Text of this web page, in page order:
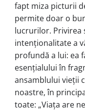
fapt miza picturii
permite doar o
lucrurilor. Privirea
intenționalitate a
profundă a lui: ea
esențialului în
ansamblului vieții
noastre, în
toate: „Viaţa are